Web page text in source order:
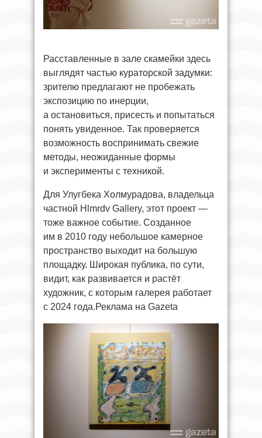
Расставленные в зале скамейки здесь
выглядят частью кураторской задумки:
зрителю предлагают не пробежать
экспозицию по инерции,
а остановиться, присесть и попытаться
понять увиденное. Так проверяется
возможность воспринимать свежие
методы, неожиданные формы
и эксперименты с техникой.
Для Улугбека Холмурадова, владельца
частной Hlmrdv Gallery, этот проект —
тоже важное событие. Созданное
им в 2010 году небольшое камерное
пространство выходит на большую
площадку. Широкая публика, по сути,
видит, как развивается и растёт
художник, с которым галерея работает
с 2024 года.Реклама на Gazeta